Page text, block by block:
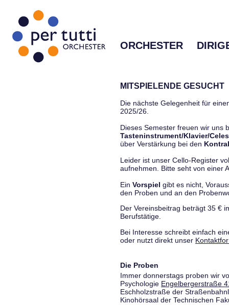
ORCHESTER
MITSPIELENDE GESUCHT
Die nächste Gelegenheit für
2025/26.
Dieses Semester freuen wir uns
Tasteninstrument/Klavier/
über Verstärkung bei den
Leider ist unser Cello-Register
aufnehmen. Bitte seht von einer
Ein Vorspiel gibt es nicht,
den Proben und an den
Der Vereinsbeitrag beträgt 35 €
Berufstätige.
Bei Interesse schreibt einfach
oder nutzt direkt unser
Die Proben
Immer donnerstags proben wir
Psychologie Engelbergerstraße
Eschholzstraße der
Kinohörsaal der Technischen